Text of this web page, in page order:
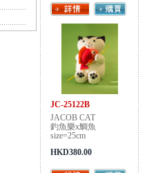
JC-25122B
JACOB CAT
釣魚樂x鯛魚
size=25cm
HKD380.00